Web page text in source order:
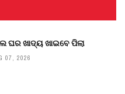
ଘର ଖାଦ୍ୟ ଖାଇବେ ପିଲା
07, 2026